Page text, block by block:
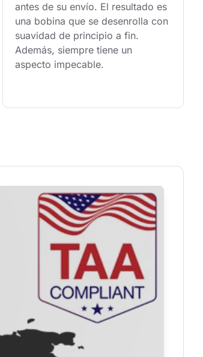
antes de su envío. El resultado es
una bobina que se desenrolla con
suavidad de principio a fin.
Además, siempre tiene un
aspecto impecable.